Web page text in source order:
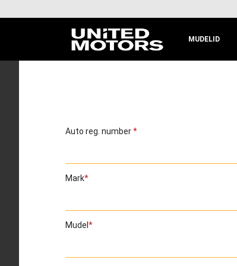
MUDELID
Auto reg. number
Mark
Mudel